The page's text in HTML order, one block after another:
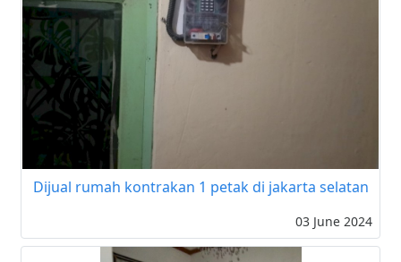
Dijual rumah kontrakan 1 petak di jakarta selatan
03 June 2024